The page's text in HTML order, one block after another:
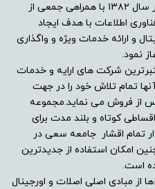
نمایش
FHD 1920
مجموعه فروشگاه آریان دیجیتال در سال ۱۳۸۲ با همراهی جمعی از
اطلاعات با هدف ایجاد
و ارائه خدمات ویژه و واگذاری
نمود.
شرکت های ارایه و خدمات
تمام تلاش خود را در جهت
از فروش می نماید.مجموعه
کوتاه و بلند مدت برای
تمام اقشار جامعه سعی در
امکان استفاده از جدیدترین
است.
از مبادی اصلی اصلات و اورجینال